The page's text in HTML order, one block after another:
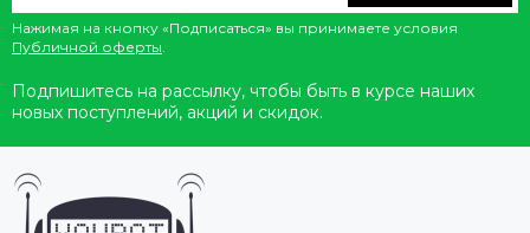
Нажимая на кнопку «Подписаться» вы принимаете условия
Публичной оферты.
Подпишитесь на рассылку, чтобы быть в курсе наших
новых поступлений, акций и скидок.